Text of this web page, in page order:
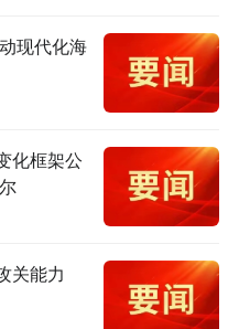
现代化海
化框架公
关能力